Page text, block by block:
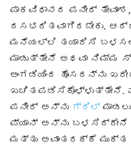
ಪಾಕವಿಧಾನದ ಪನೀರ್
ರಸಭರಿತವಾಗಿರಬೇಕು.
ಮನೆಯಲ್ಲಿ ತಯಾರಿಸಿ
ಮಾಡುತ್ತೇನೆ ಅಥವಾ ನಿಮ್ಮ
ಅಂಗಡಿಯಿಂದ ಹೊಸದನ್ನು
ಖಚಿತಪಡಿಸಿಕೊಳ್ಳುತ್ತೇನೆ.
ಪನೀರ್ ಅನ್ನು ಗ್ರಿಲ್
ಪ್ಯಾನ್ ಅನ್ನು
ಮತ್ತು ಅವಾಂತರಕ್ಕೆ ಮುಕ್ತ